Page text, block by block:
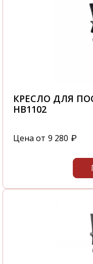
поразит даже
покупателей.
Москве и
мебель АЛЬФА-
регионам
магазине вы
самостоятельно
заказ Кресло для
количества
С нашей
качественную
сроки.
Звоните нам по
или посетите
располагается
Походный
КРЕСЛО ДЛЯ
HB1102
Цена от 9 280 ₽